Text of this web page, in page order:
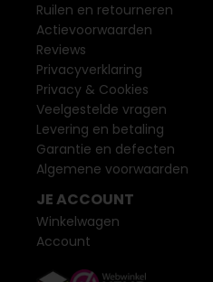
Ruilen en retourneren
Actievoorwaarden
Reviews
Privacyverklaring
Privacy & Cookies
Veelgestelde vragen
Levering en betaling
Garantie en defecten
Algemene voorwaarden
JE ACCOUNT
Winkelwagen
Account